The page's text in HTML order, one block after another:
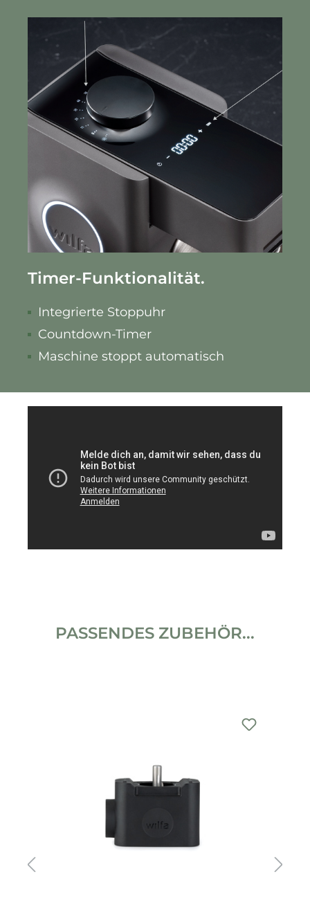
Timer-Funktionalität.
Integrierte Stoppuhr
Countdown-Timer
Maschine stoppt automatisch
PASSENDES ZUBEHÖR...